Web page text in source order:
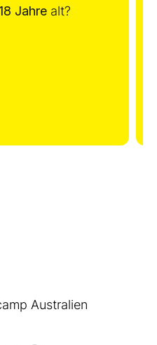
18 Jahre alt?
Australien